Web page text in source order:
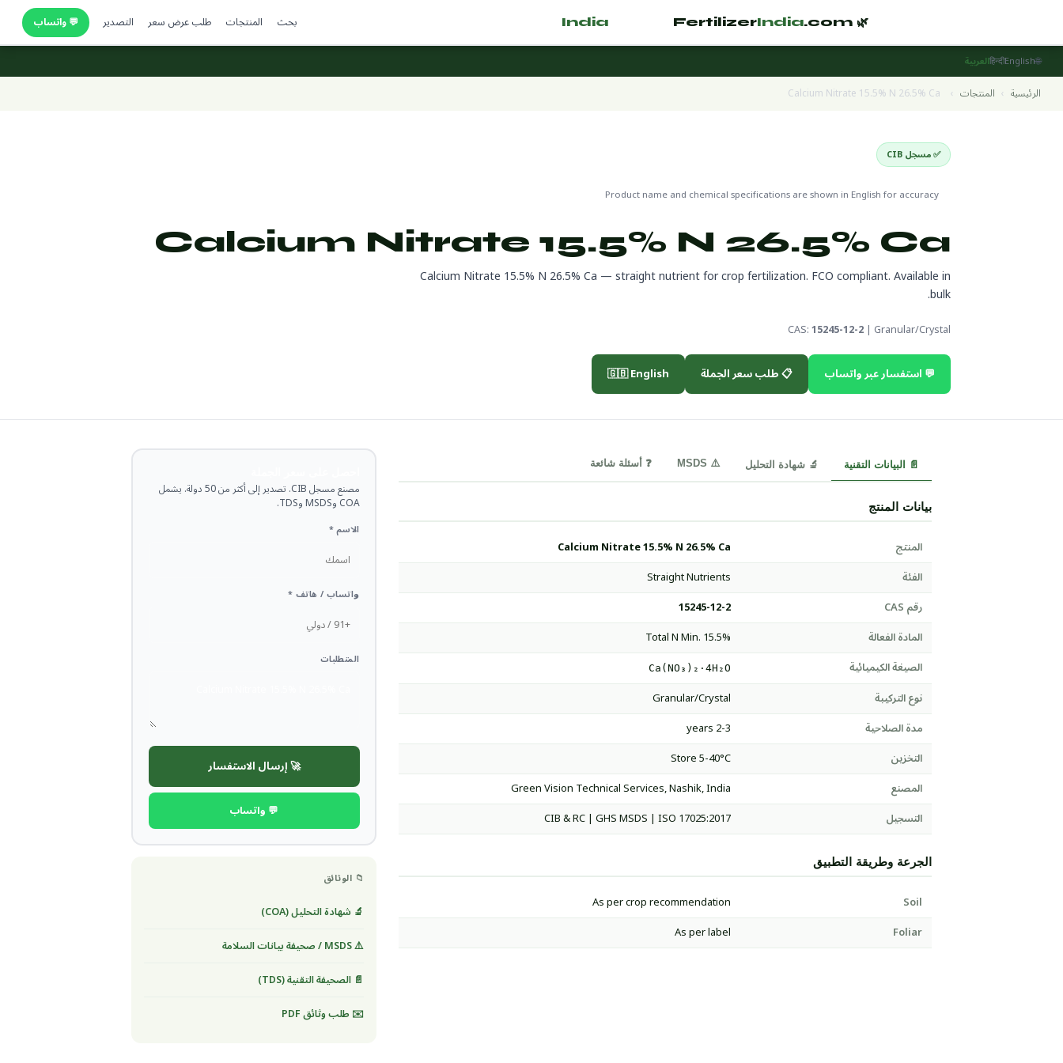
🌿 Fertilizer
India.com
India.com بحث المنتجات طلب عرض سعر التصدير
💬 واتساب
🌐
English
हिन्दीالعربية
الرئيسية › المنتجات ›
Calcium Nitrate 15.5% N 26.5% Ca
✅ مسجل CIB
Product name and chemical specifications are shown in English for accuracy
Calcium Nitrate 15.5% N 26.5% Ca
Calcium Nitrate 15.5% N 26.5% Ca — straight nutrient for crop fertilization. FCO compliant. Available in
bulk.
CAS:15245-12-2 | Granular/Crystal
💬 استفسار عبر واتساب 📋 طلب سعر الجملة 🇬🇧 English
📄 البيانات التقنية 🔬 شهادة التحليل ⚠️ MSDS ❓ أسئلة شائعة
بيانات المنتج
المنتج
Calcium Nitrate 15.5% N 26.5% Ca
الفئة
Straight Nutrients
رقم CAS
15245-12-2
المادة الفعالة
Total N Min. 15.5%
الصيغة الكيميائية
Ca(NO₃)₂·4H₂O
نوع التركيبة
Granular/Crystal
مدة الصلاحية
2-3 years
التخزين
Store 5-40°C
المصنع
Green Vision Technical Services, Nashik, India
التسجيل
CIB & RC | GHS MSDS | ISO 17025:2017
الجرعة وطريقة التطبيق
Soil
As per crop recommendation
Foliar
As per label
مصنع مسجل CIB. تصدير إلى أكثر من 50 دولة. يشمل
COA وMSDS وTDS.
الاسم *
واتساب / هاتف *
المتطلبات
🚀 إرسال الاستفسار
💬 واتساب
📁 الوثائق
🔬 شهادة التحليل (COA)
⚠️ MSDS / صحيفة بيانات السلامة
📄 الصحيفة التقنية (TDS)
✉️ طلب وثائق PDF